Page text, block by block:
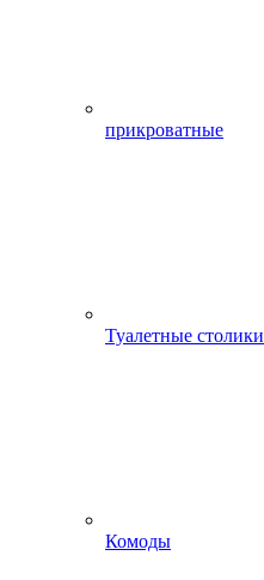
прикроватные
Туалетные столики
Комоды